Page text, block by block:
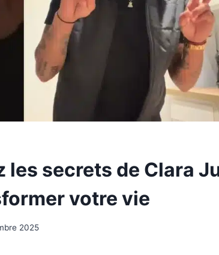
les secrets de Clara
votre vie
2025